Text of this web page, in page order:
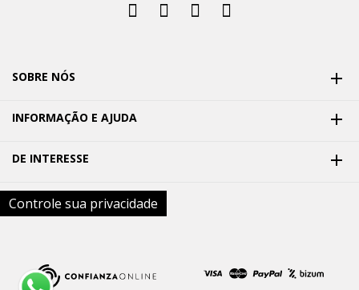
SOBRE NÓS 
INFORMAÇÃO E AJUDA 
DE INTERESSE 
Controle sua privacidade